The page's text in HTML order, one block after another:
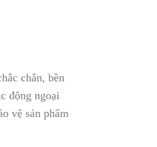
chắn, bền
động ngoại
vệ sản phẩm